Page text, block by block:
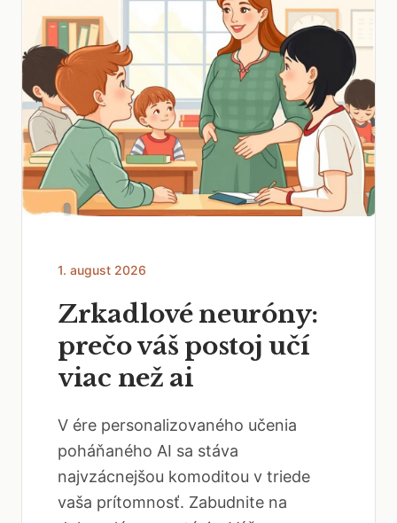
1. august 2026
Zrkadlové neuróny:
prečo váš postoj učí
viac než ai
V ére personalizovaného učenia
poháňaného AI sa stáva
najvzácnejšou komoditou v triede
vaša prítomnosť. Zabudnite na